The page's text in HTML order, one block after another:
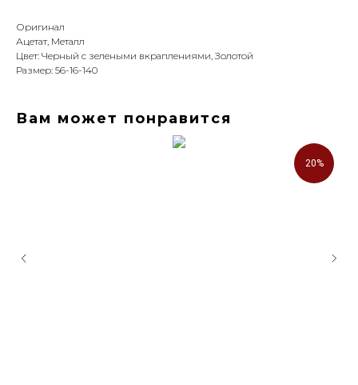
Оригинал
Ацетат, Металл
Цвет: Черный с зелеными вкраплениями, Золотой
Размер: 56-16-140
Вам может понравится
20%